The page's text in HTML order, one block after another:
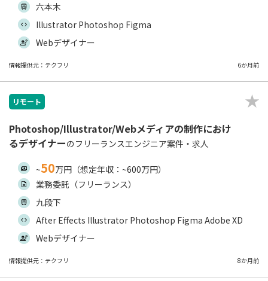
六本木
Illustrator Photoshop Figma
Webデザイナー
情報提供元：テクフリ 6か月前
リモート
Photoshop/Illustrator/Webメディアの制作におけ
るデザイナーのフリーランスエンジニア案件・求人
~50万円（想定年収：~600万円）
業務委託（フリーランス）
九段下
After Effects Illustrator Photoshop Figma Adobe XD
Webデザイナー
情報提供元：テクフリ 8か月前